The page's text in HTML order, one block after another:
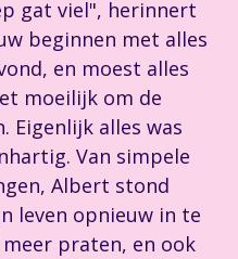
gat viel", herinnert
beginnen met alles
en moest alles
moeilijk om de
Eigenlijk alles was
Van simpele
Albert stond
leven opnieuw in te
praten, en ook